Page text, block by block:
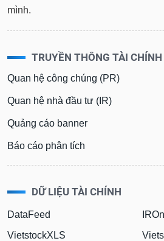
mình.
TRUYỀN THÔNG TÀI CHÍNH
Quan hệ công chúng (PR)
Quan hệ nhà đầu tư (IR)
Quảng cáo banner
Báo cáo phân tích
DỮ LIỆU TÀI CHÍNH
DataFeed
VietstockXLS